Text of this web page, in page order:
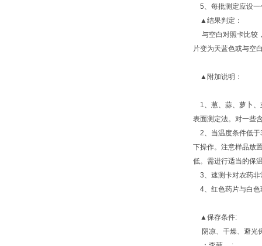
5、每批测定应设一
▲结果判定：
与空白对照卡比较
片变为天蓝色或与空
▲附加说明：
1、葱、蒜、萝卜、
表面测定法。对一些
2、当温度条件低于
下操作。注意样品放
低。需进行适当的保
3、速测卡对农药非
4、红色药片与白色
▲保存条件:
阴凉、干燥、避光